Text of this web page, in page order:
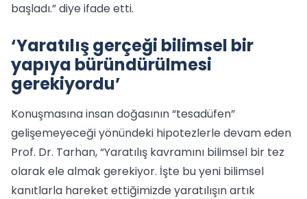
başladı.” diye ifade etti.
‘Yaratılış gerçeği bilimsel bir
yapıya büründürülmesi
gerekiyordu’
Konuşmasına insan doğasının “tesadüfen”
gelişemeyeceği yönündeki hipotezlerle devam eden
Prof. Dr. Tarhan, “Yaratılış kavramını bilimsel bir tez
olarak ele almak gerekiyor. İşte bu yeni bilimsel
kanıtlarla hareket ettiğimizde yaratılışın artık